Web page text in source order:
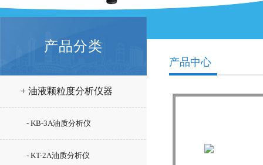
产品分类
+ 油液颗粒度分析仪器
- KB-3A油质分析仪
- KT-2A油质分析仪
产品中心